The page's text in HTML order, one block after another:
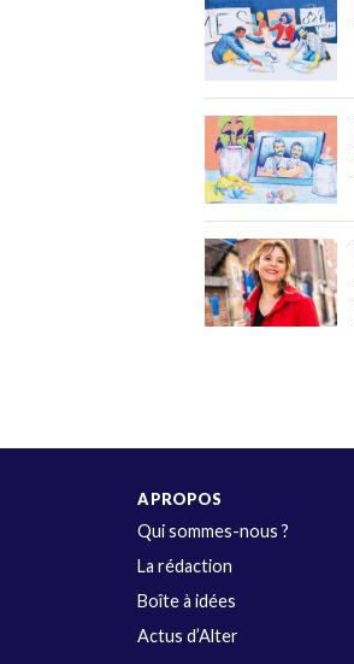
A PROPOS
Qui sommes-nous ?
La rédaction
Boîte à idées
Actus d’Alter